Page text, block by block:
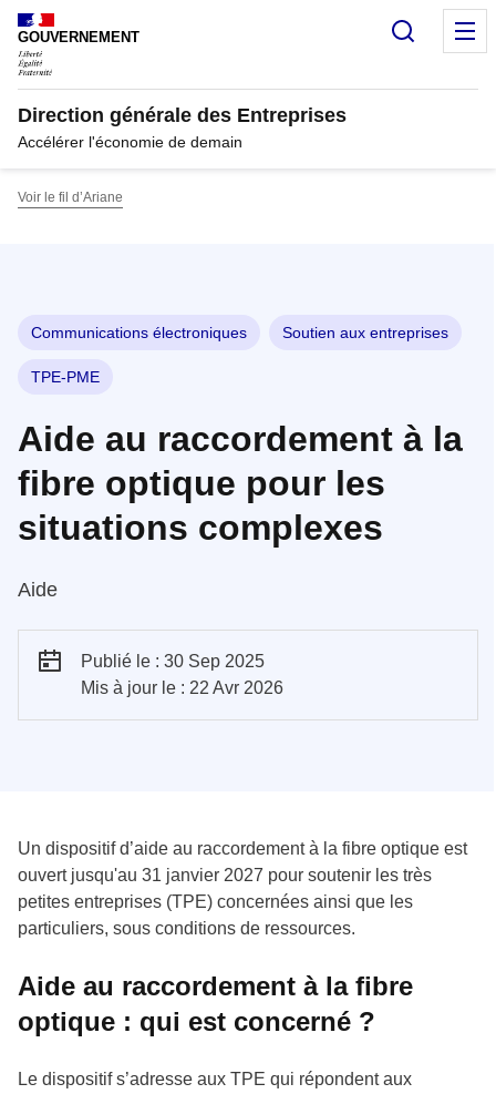
Panneau de gestion des cookies
GOUVERNEMENT
Direction générale des Entreprises
Accélérer l'économie de demain
Voir le fil d’Ariane
Communications électroniques Soutien aux entreprises
TPE-PME
Aide au raccordement à la
fibre optique pour les
situations complexes
Aide
Publié le : 30 Sep 2025
Mis à jour le : 22 Avr 2026
Un dispositif d’aide au raccordement à la fibre optique est
ouvert jusqu'au 31 janvier 2027 pour soutenir les très
petites entreprises (TPE) concernées ainsi que les
particuliers, sous conditions de ressources.
Aide au raccordement à la fibre
optique : qui est concerné ?
Le dispositif s’adresse aux TPE qui répondent aux